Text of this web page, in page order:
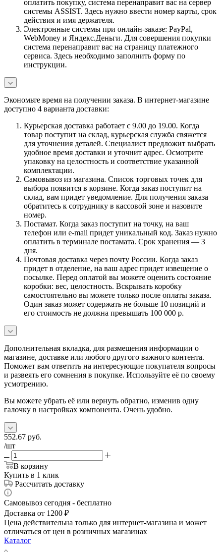
оплатить покупку, система перенаправит вас на сервер
системы ASSIST. Здесь нужно ввести номер карты, срок
действия и имя держателя.
Электронные системы при онлайн-заказе: PayPal,
WebMoney и Яндекс.Деньги. Для совершения покупки
система перенаправит вас на страницу платежного
сервиса. Здесь необходимо заполнить форму по
инструкции.
Экономьте время на получении заказа. В интернет-магазине
доступно 4 варианта доставки:
Курьерская доставка работает с 9.00 до 19.00. Когда
товар поступит на склад, курьерская служба свяжется
для уточнения деталей. Специалист предложит выбрать
удобное время доставки и уточнит адрес. Осмотрите
упаковку на целостность и соответствие указанной
комплектации.
Самовывоз из магазина. Список торговых точек для
выбора появится в корзине. Когда заказ поступит на
склад, вам придет уведомление. Для получения заказа
обратитесь к сотруднику в кассовой зоне и назовите
номер.
Постамат. Когда заказ поступит на точку, на ваш
телефон или e-mail придет уникальный код. Заказ нужно
оплатить в терминале постамата. Срок хранения — 3
дня.
Почтовая доставка через почту России. Когда заказ
придет в отделение, на ваш адрес придет извещение о
посылке. Перед оплатой вы можете оценить состояние
коробки: вес, целостность. Вскрывать коробку
самостоятельно вы можете только после оплаты заказа.
Один заказ может содержать не больше 10 позиций и
его стоимость не должна превышать 100 000 р.
Дополнительная вкладка, для размещения информации о
магазине, доставке или любого другого важного контента.
Поможет вам ответить на интересующие покупателя вопросы
и развеять его сомнения в покупке. Используйте её по своему
усмотрению.
Вы можете убрать её или вернуть обратно, изменив одну
галочку в настройках компонента. Очень удобно.
552.67 руб.
/шт
В корзину
Купить в 1 клик
Рассчитать доставку
Самовывоз сегодня - бесплатно
Доставка от 1200 ₽
Цена действительна только для интернет-магазина и может
отличаться от цен в розничных магазинах
Каталог